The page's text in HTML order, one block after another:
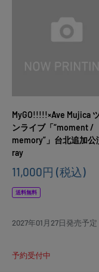
MyGO!!!!!×Ave Mujica
ンライブ「“moment /
memory”」台北追加公
ray
販
価
11,000円 (税込)
送料無料
2027年01月27日発売予定
予約受付中